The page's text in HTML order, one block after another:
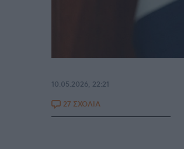
10.05.2026, 22:21
27 ΣΧΟΛΙΑ